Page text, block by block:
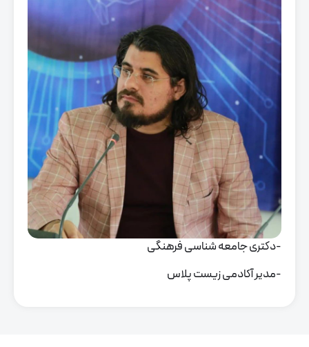
-دکتری جامعه شناسی فرهنگی
-مدیر آکادمی زیست پلاس